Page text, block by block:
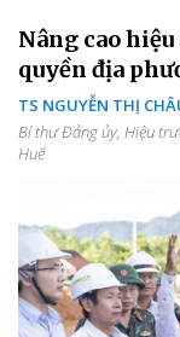
Nâng cao
quyền địa
TS NGUYỄN THỊ
Bí thư Đảng ủy, Hiệu
Huế